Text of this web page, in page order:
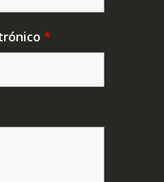
*